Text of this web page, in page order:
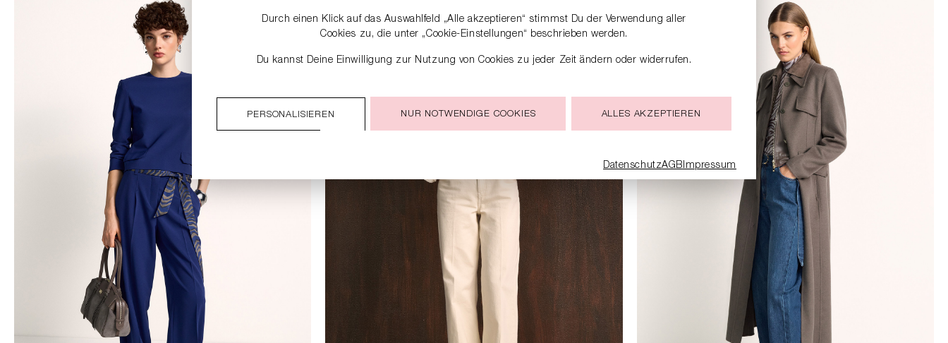
Durch einen Klick auf das Auswahlfeld „Alle akzeptieren“ stimmst Du der Verwendung aller
Cookies zu, die unter „Cookie-Einstellungen“ beschrieben werden.
Du kannst Deine Einwilligung zur Nutzung von Cookies zu jeder Zeit ändern oder widerrufen.
PERSONALISIEREN NUR NOTWENDIGE COOKIES ALLES AKZEPTIEREN
DatenschutzAGBImpressum